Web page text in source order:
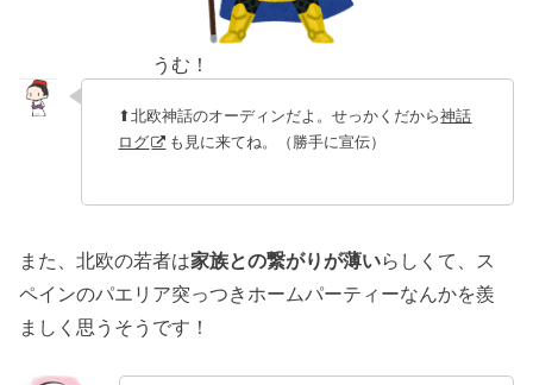
うむ！
⬆︎北欧神話のオーディンだよ。せっかくだから神話
ログ
も見に来てね。（勝手に宣伝）
また、北欧の若者は家族との繋がりが薄いらしくて、ス
ペインのパエリア突っつきホームパーティーなんかを羨
ましく思うそうです！